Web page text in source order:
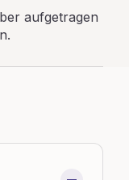
aufgetragen